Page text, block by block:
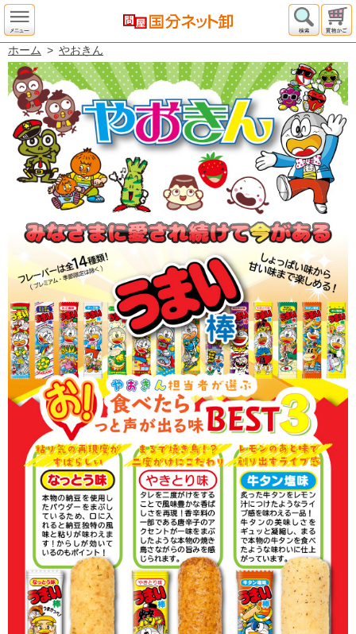
ホーム > やおきん